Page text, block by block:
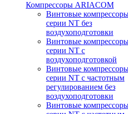
Компрессоры ARIACOM
Винтовые
серии NT без
воздухоподготовки
Винтовые
серии NT c
воздухоподготовкой
Винтовые
серии NT с частотным
регулированием без
воздухоподготовки
Винтовые